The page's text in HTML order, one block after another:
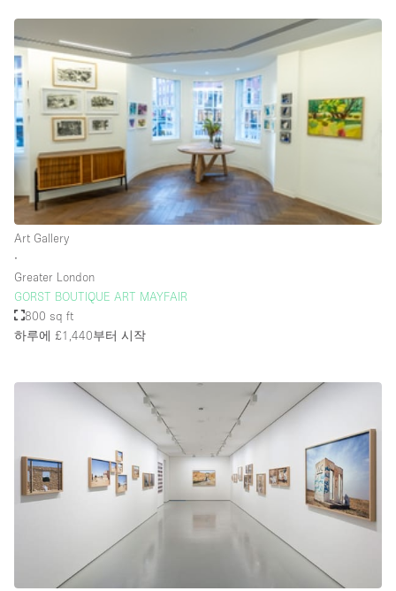
Living Space
Multiple Rooms
Office Equipment
Private Parking
Raw
Rooftop / Terrace
Security System
Smoking Area
Sound & Video Equipment
Soundproof
Street Level
Stunning View
Terrace
Toilets
Whitebox / Minimal
Window Display
Art Gallery
∙
Greater London
GORST BOUTIQUE ART MAYFAIR
800 sq ft
하루에 £1,440부터 시작